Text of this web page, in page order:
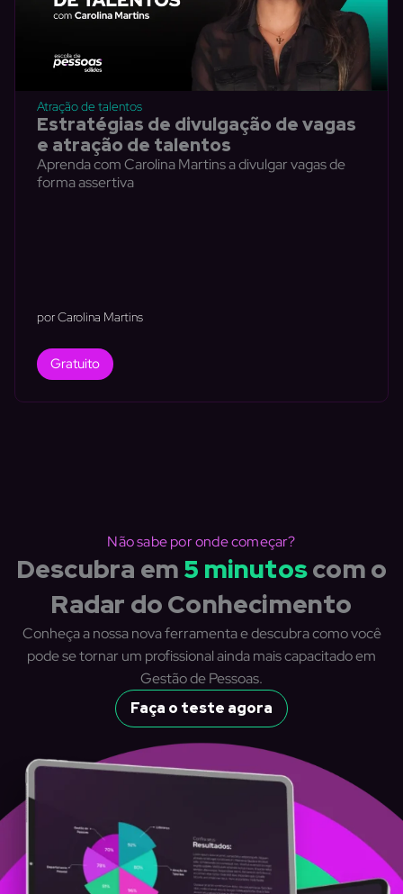
Atração de talentos
Estratégias de divulgação de vagas
e atração de talentos
Aprenda com Carolina Martins a divulgar vagas de
forma assertiva
por Carolina Martins
Gratuito
Não sabe por onde começar?
Descubra em5 minutoscom o
Radar do Conhecimento
Conheça a nossa nova ferramenta e descubra como você
pode se tornar um profissional ainda mais capacitado em
Gestão de Pessoas.
Faça o teste agora